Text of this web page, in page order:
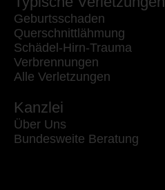
Geburtsschaden
Querschnittlähmung
Schädel-Hirn-Trauma
Verbrennungen
Alle Verletzungen
Kanzlei
Über Uns
Bundesweite Beratung